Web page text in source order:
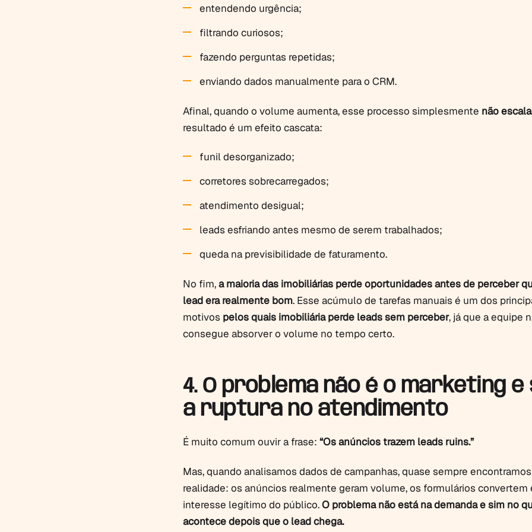
entendendo urgência;
filtrando curiosos;
fazendo perguntas repetidas;
enviando dados manualmente para o CRM.
Afinal, quando o volume aumenta, esse processo simplesmente não escala
resultado é um efeito cascata:
funil desorganizado;
corretores sobrecarregados;
atendimento desigual;
leads esfriando antes mesmo de serem trabalhados;
queda na previsibilidade de faturamento.
No fim,a maioria das imobiliárias perde oportunidades antes de perceber
lead era realmente bom. Esse acúmulo de tarefas manuais é um dos
motivos pelos quais imobiliária perde leads sem perceber, já que a equipe
consegue absorver o volume no tempo certo.
4. O problema não é o marketing e
a ruptura no atendimento
É muito comum ouvir a frase: “Os anúncios trazem leads ruins.”
Mas, quando analisamos dados de campanhas, quase sempre
realidade: os anúncios realmente geram volume, os formulários convertem
interesse legítimo do público.O problema não está na demanda e sim no
acontece depois que o lead chega.